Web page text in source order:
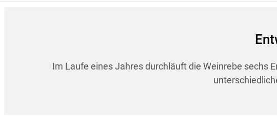
Im Laufe eines Jahres durchläuft die Weinrebe sechs